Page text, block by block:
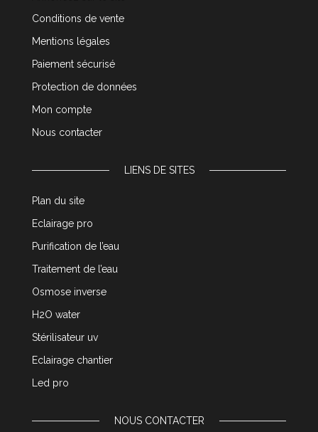
Conditions de vente
Mentions légales
Paiement sécurisé
Protection de données
Mon compte
Nous contacter
LIENS DE SITES
Plan du site
Eclairage pro
Purification de l’eau
Traitement de l’eau
Osmose inverse
H2O water
Stérilisateur uv
Eclairage chantier
Led pro
NOUS CONTACTER